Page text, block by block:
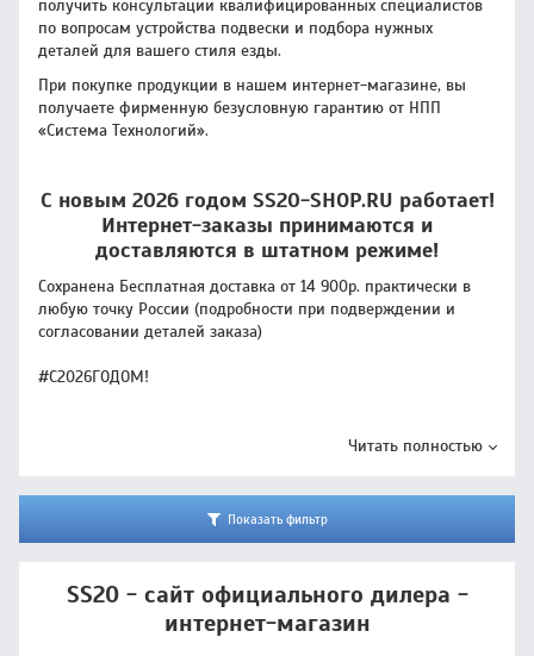
получить консультации квалифицированных специалистов
по вопросам устройства подвески и подбора нужных
деталей для вашего стиля езды.
При покупке продукции в нашем интернет-магазине, вы
получаете фирменную безусловную гарантию от НПП
«Система Технологий».
С новым 2026 годом SS20-SHOP.RU работает!
Интернет-заказы принимаются и
доставляются в штатном режиме!
Сохранена Бесплатная доставка от 14 900р. практически в
любую точку России (подробности при подверждении и
согласовании деталей заказа)
#С2026ГОДОМ!
Читать полностью
Показать фильтр
SS20 - сайт официального дилера -
интернет-магазин